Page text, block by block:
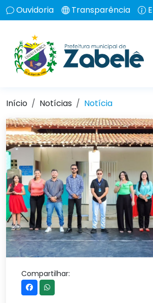
Ouvidoria Transparência
Início Notícias Notícia
Compartilhar: